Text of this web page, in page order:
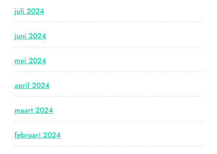
juli 2024
juni 2024
mei 2024
april 2024
maart 2024
februari 2024